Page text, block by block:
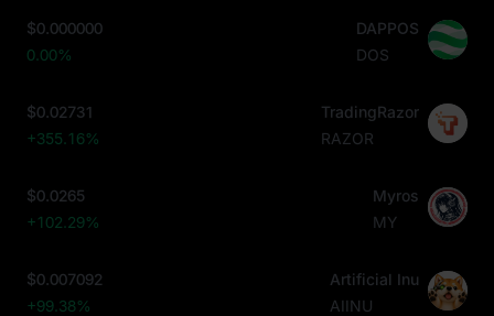
DAPPOS
DOS
$0.000000
0.00%
TradingRazor
RAZOR
$0.02731
+355.16%
Myros
MY
$0.0265
+102.29%
Artificial Inu
AIINU
$0.007092
+99.38%